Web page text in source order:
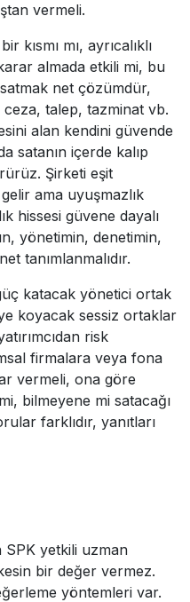
vermeli.
kısmı mı, ayrıcalıklı
almada etkili mi, bu
satmak net çözümdür,
talep, tazminat vb.
alan kendini güvende
satanın içerde kalıp
Şirketi eşit
ama uyuşmazlık
hissesi güvene dayalı
yönetimin, denetimin,
tanımlanmalıdır.
katacak yönetici ortak
koyacak sessiz ortaklar
risk
firmalara veya fona
vermeli, ona göre
bilmeyene mi satacağı
farklıdır, yanıtları
SPK yetkili uzman
bir değer vermez.
yöntemleri var.